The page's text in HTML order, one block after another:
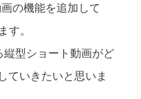
の機能を追加して
す。
型ショート動画がど
ていきたいと思いま